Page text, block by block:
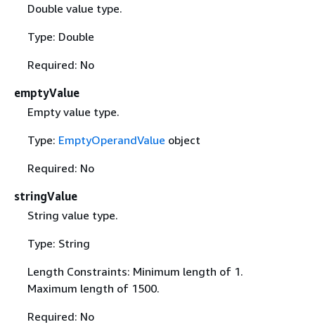
Double value type.
Type: Double
Required: No
emptyValue
Empty value type.
Type: EmptyOperandValue object
Required: No
stringValue
String value type.
Type: String
Length Constraints: Minimum length of 1.
Maximum length of 1500.
Required: No